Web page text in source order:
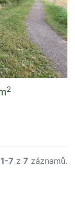
2
1-7 z 7 záznamů.